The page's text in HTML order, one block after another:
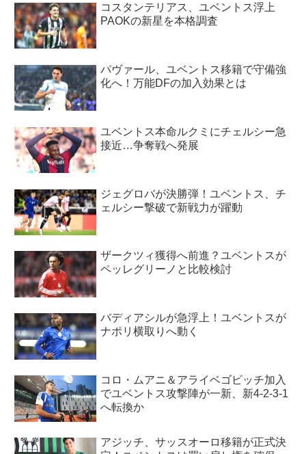
コスタンテリアス、ユベントス浮上
PAOKの新星を本格調査
パヴァール、ユベントス移籍で守備強
化へ！万能DFの加入効果とは
ユベントス本命ルクミにチェルシー急
接近…争奪戦へ発展
ジェグロバが決勝弾！ユベントス、チ
ェルシー撃破で新戦力が躍動
ザークツィ獲得へ前進？ユベントスが
ペッレグリーノと比較検討
バディアシルが急浮上！ユベントスが
ナポリ横取りへ動く
コロ・ムアニ＆アライベゴビッチ加入
でユベントス攻撃陣が一新、新4-2-3-1
へ転換か
アジッチ、サッスオーロ移籍が正式決